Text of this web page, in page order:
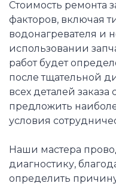
Стоимость ремонта
факторов, включая
водонагревателя и
использовании
работ будет
после тщательной
всех деталей
предложить
условия
Наши мастера
диагностику,
определить